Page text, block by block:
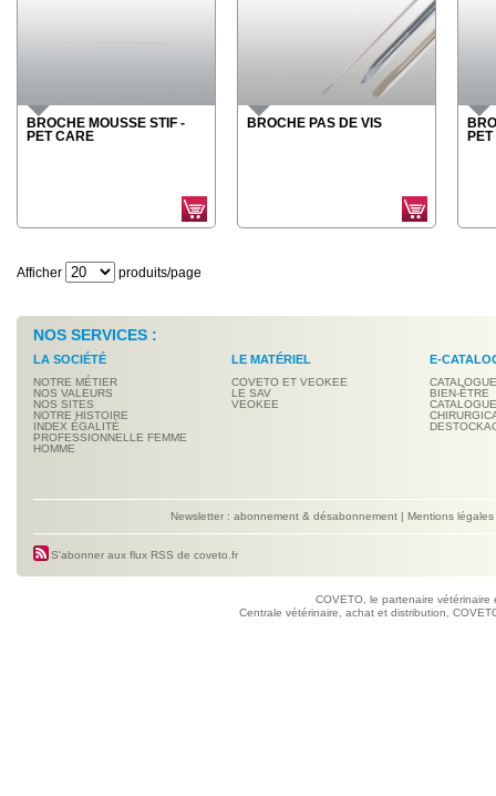
BROCHE MOUSSE STIF -
PET CARE
BROCHE PAS DE VIS
Afficher produits/page
NOS SERVICES :
LA SOCIÉTÉ
NOTRE MÉTIER
NOS VALEURS
NOS SITES
NOTRE HISTOIRE
INDEX ÉGALITÉ
PROFESSIONNELLE FEMME
HOMME
LE MATÉRIEL
COVETO ET VEOKEE
LE SAV
VEOKEE
E-
BIEN-ÊTRE
Newsletter : abonnement & désabonnement | Mentions légales
S'abonner aux flux RSS de coveto.fr
COVETO, le partenaire
Centrale vétérinaire, achat et distribution,